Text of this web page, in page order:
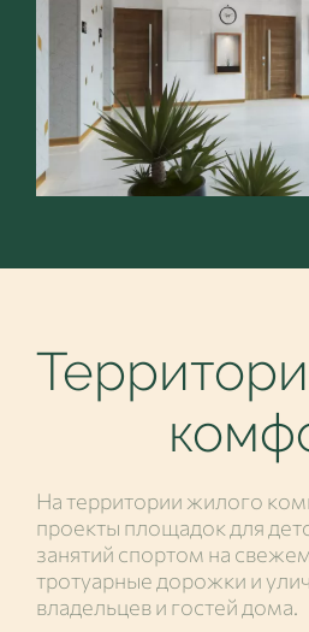
На территории жилого
проекты площадок для
занятий спортом на
тротуарные дорожки и
владельцев и гостей дома.